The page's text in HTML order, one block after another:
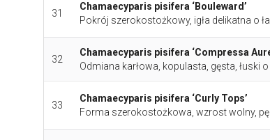
31
Chamaecyparis pisifera ‘Bouleward’
Pokrój szerokostożkowy, igła delikatna o
32
Chamaecyparis pisifera ‘Compressa
Odmiana karłowa, kopulasta, gęsta, łuski o
33
Chamaecyparis pisifera ‘Curly Tops’
Forma szerokostożkowa, wzrost wolny,